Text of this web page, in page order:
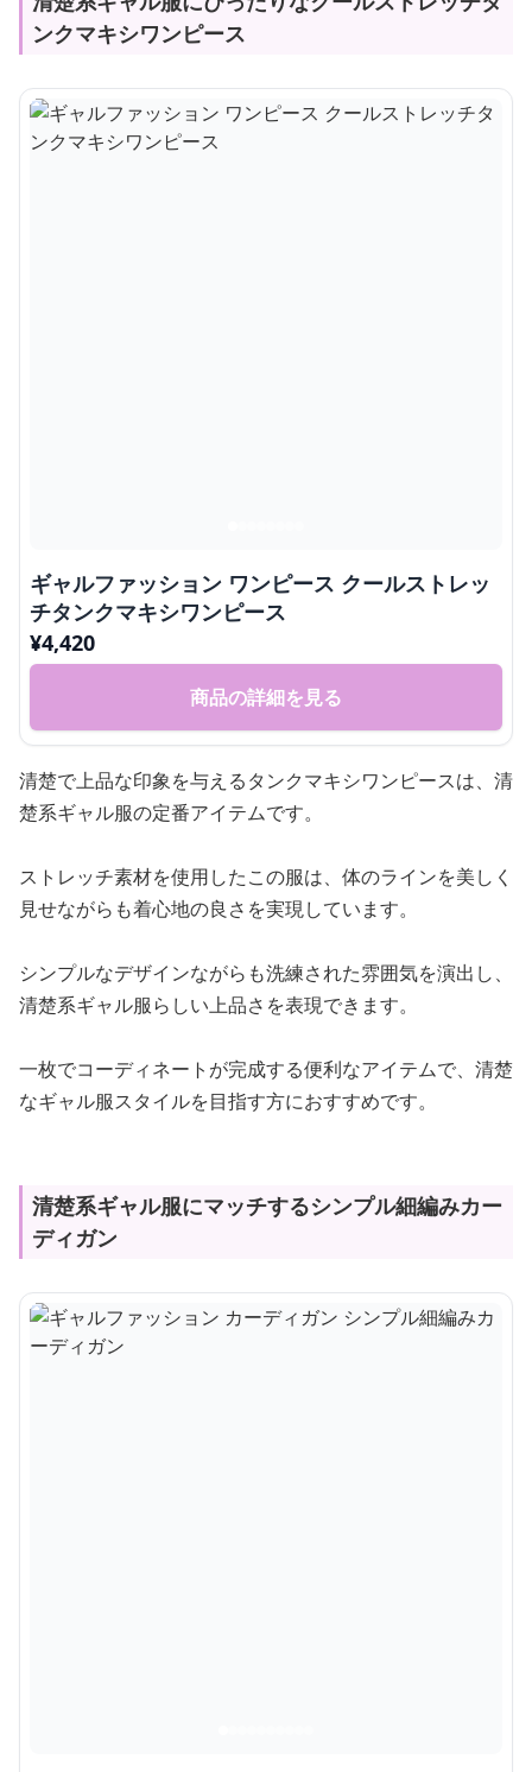
ンクマキシワンピース
ギャルファッション ワンピース クールストレッ
チタンクマキシワンピース
¥4,420
商品の詳細を見る
清楚で上品な印象を与えるタンクマキシワンピースは、清
楚系ギャル服の定番アイテムです。
ストレッチ素材を使用したこの服は、体のラインを美しく
見せながらも着心地の良さを実現しています。
シンプルなデザインながらも洗練された雰囲気を演出し、
清楚系ギャル服らしい上品さを表現できます。
一枚でコーディネートが完成する便利なアイテムで、清楚
なギャル服スタイルを目指す方におすすめです。
清楚系ギャル服にマッチするシンプル細編みカー
ディガン